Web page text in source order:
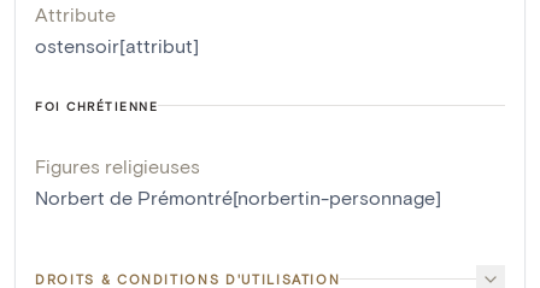
Attribute
ostensoir[attribut]
FOI CHRÉTIENNE
Figures religieuses
Norbert de Prémontré[norbertin-personnage]
DROITS & CONDITIONS D'UTILISATION